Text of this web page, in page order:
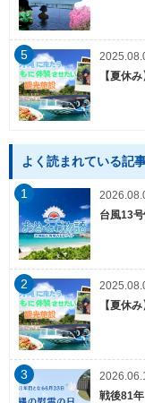
5
【夏休
よく読まれている記
1
台風13
2
【夏休
3
戦後81